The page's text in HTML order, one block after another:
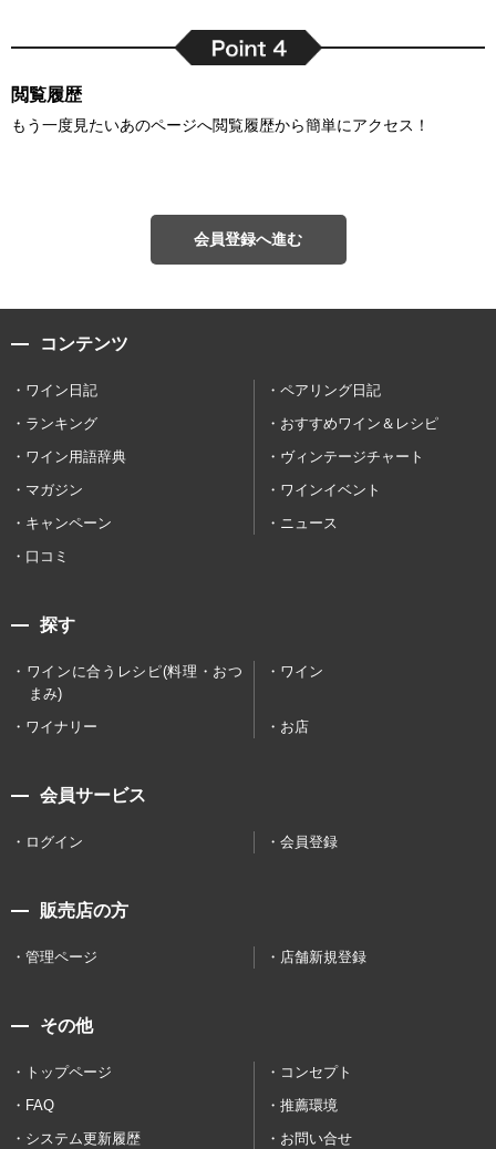
閲覧履歴
もう一度見たいあのページへ閲覧履歴から簡単にアクセス！
会員登録へ進む
コンテンツ
ワイン日記
ペアリング日記
ランキング
おすすめワイン＆レシピ
ワイン用語辞典
ヴィンテージチャート
マガジン
ワインイベント
キャンペーン
ニュース
口コミ
探す
ワインに合うレシピ(料理・おつ
まみ)
ワイン
ワイナリー お店
会員サービス
ログイン 会員登録
販売店の方
管理ページ 店舗新規登録
その他
トップページ
コンセプト
FAQ
推薦環境
システム更新履歴
お問い合せ